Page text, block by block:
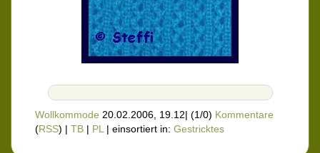
Wollkommode 20.02.2006, 19.12| (1/0) Kommentare
(RSS) | TB | PL| einsortiert in: Gestricktes